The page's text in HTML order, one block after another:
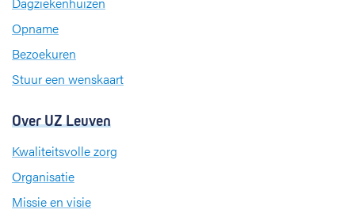
Opname
Bezoekuren
Stuur een wenskaart
Over UZ Leuven
Kwaliteitsvolle zorg
Organisatie
Missie en visie